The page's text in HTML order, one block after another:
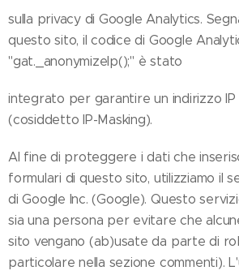
sulla privacy di Google Analytics.
questo sito, il codice di Google
"gat._anonymizeIp();" è stato
integrato per garantire un indirizzo IP
(cosiddetto IP-Masking).
Al fine di proteggere i dati che
formulari di questo sito, utilizziamo il
di Google Inc. (Google). Questo
sia una persona per evitare che
sito vengano (ab)usate da parte di
particolare nella sezione commenti).